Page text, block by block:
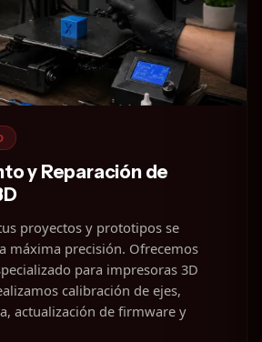
y Reparación de
proyectos y prototipos se
máxima precisión. Ofrecemos
para impresoras 3D
calibración de ejes,
actualización de firmware y